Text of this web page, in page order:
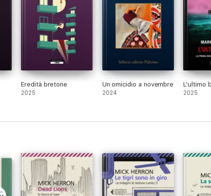
Eredità bretone
2025
Un omicidio a novembre
2024
L'ultimo
2025